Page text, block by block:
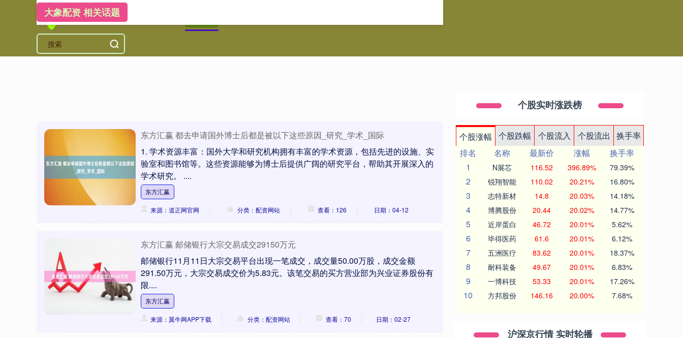
大象配资 相关话题
东方汇赢 都去申请国外博士后都是被以下这些原因_研究_学术_国际
1. 学术资源丰富：国外大学和研究机构拥有丰富的学术资源，包括先进的设施、实
验室和图书馆等。这些资源能够为博士后提供广阔的研究平台，帮助其开展深入的
学术研究。 ....
东方汇赢
来源：道正网官网 分类：配资网站 查看：126 日期：04-12
东方汇赢 邮储银行大宗交易成交29150万元
邮储银行11月11日大宗交易平台出现一笔成交，成交量50.00万股，成交金额
291.50万元，大宗交易成交价为5.83元。该笔交易的买方营业部为兴业证券股份有
限....
东方汇赢
来源：翼牛网APP下载 分类：配资网站 查看：70 日期：02-27
个股实时涨跌榜
个股涨幅 个股跌幅 个股流入 个股流出
换手率
排名
名称 最新价 涨幅
换手率
1
N展芯 116.52 396.89% 79.39%
2 锐翔智能 110.02 20.21% 16.80%
3 志特新材 14.8 20.03% 14.18%
4 博腾股份 20.44 20.02% 14.77%
5 近岸蛋白 46.72 20.01% 5.62%
6 毕得医药 61.6 20.01% 6.12%
7 五洲医疗 83.62 20.01% 18.37%
8 耐科装备 49.67 20.01% 6.83%
9 一博科技 53.33 20.01% 17.26%
10 方邦股份 146.16 20.00% 7.68%
沪深京行情 实时轮播